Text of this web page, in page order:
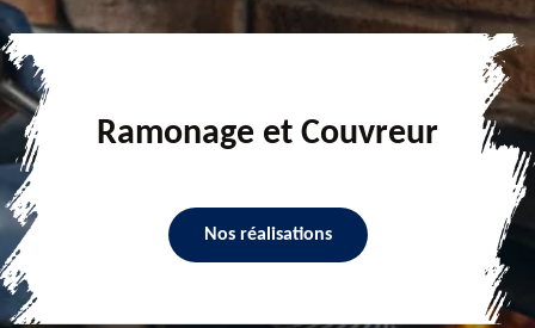
Ramonage et Couvreur
Nos réalisations